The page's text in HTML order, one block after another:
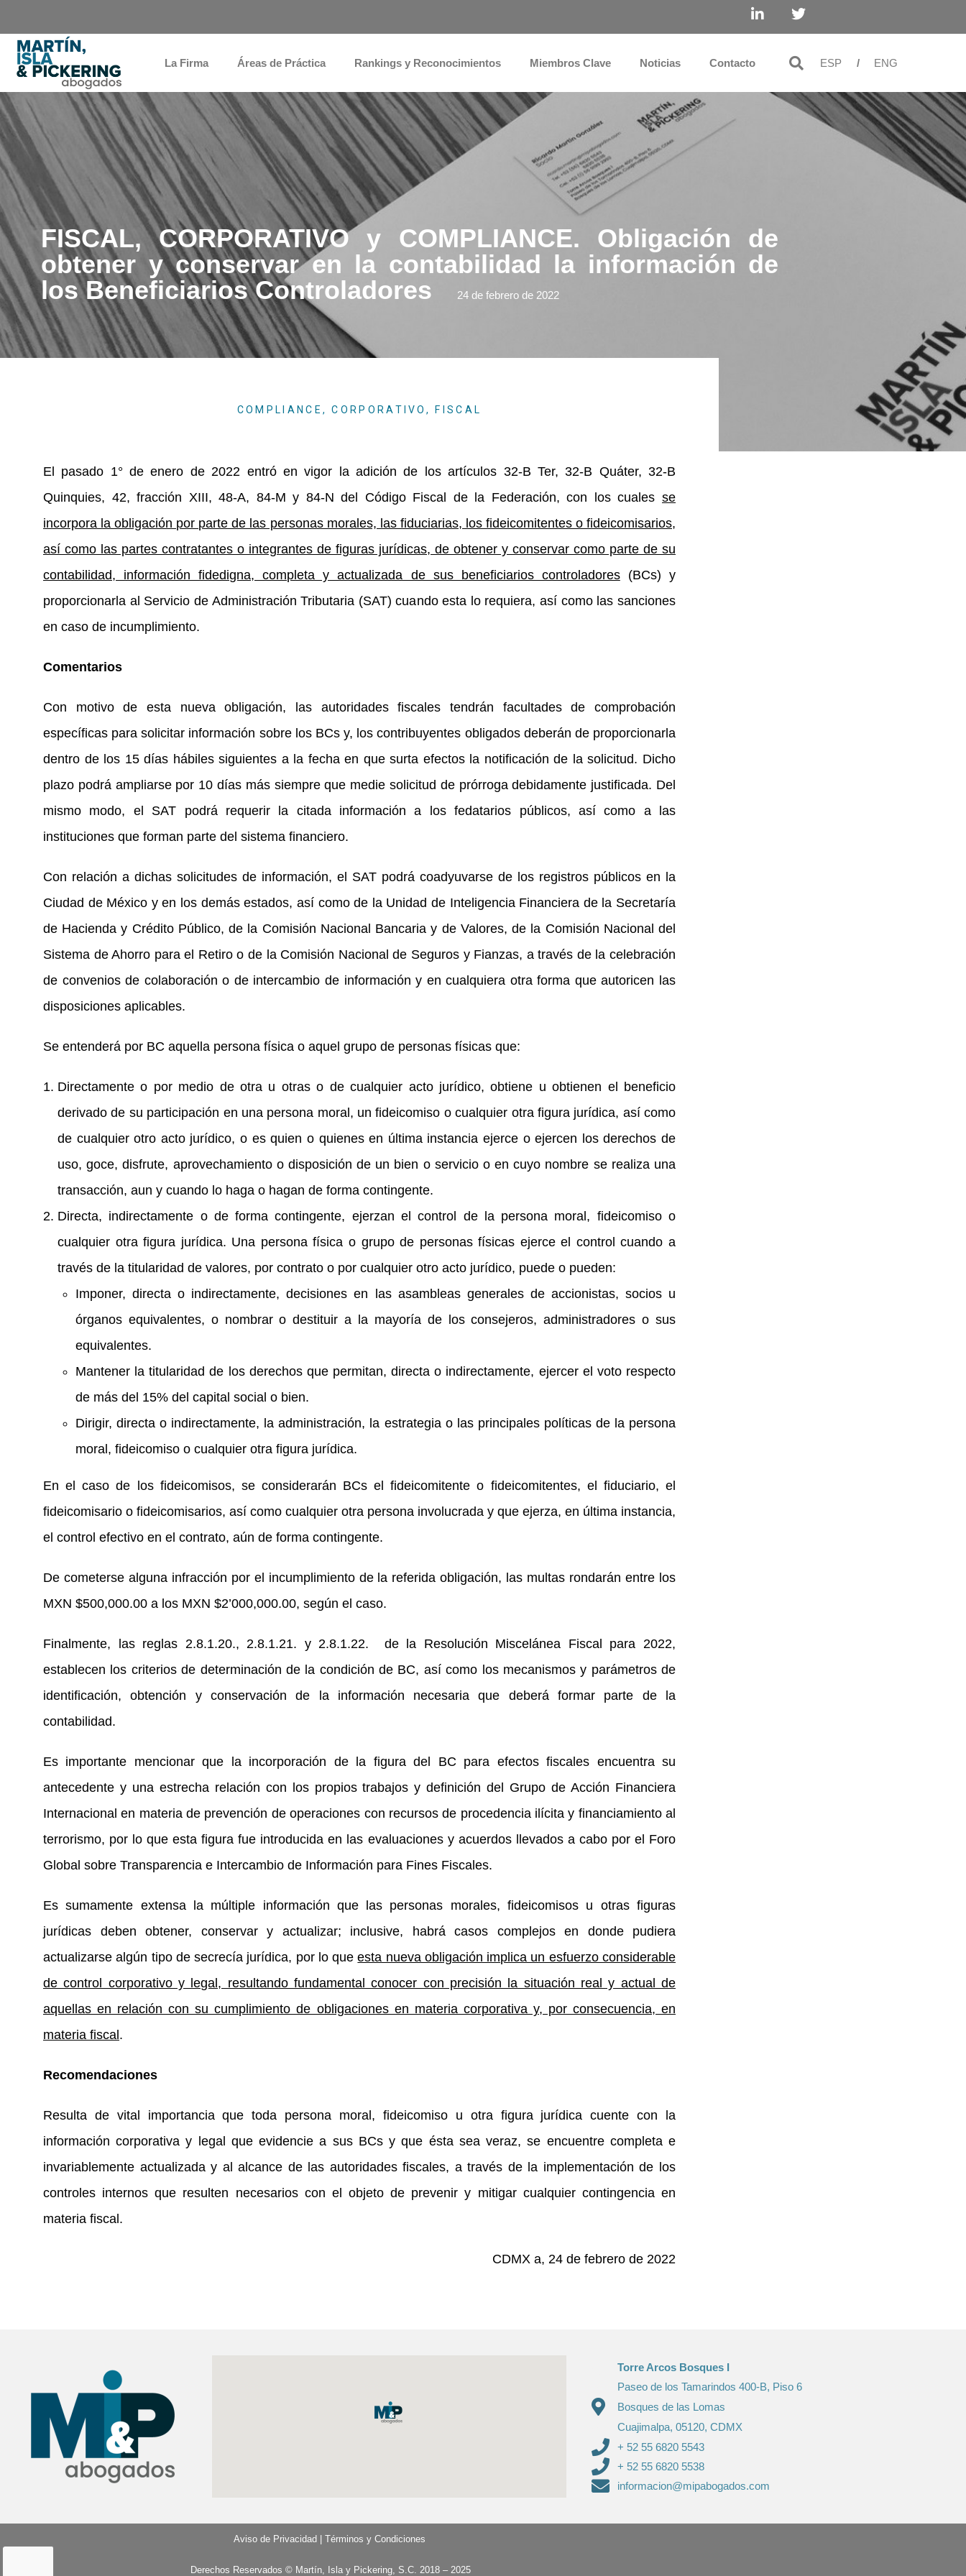
La Firma Áreas de Práctica Rankings y Reconocimientos Miembros Clave Noticias Contacto ESP / ENG
FISCAL, CORPORATIVO y COMPLIANCE. Obligación de
obtener y conservar en la contabilidad la información de
los Beneficiarios Controladores
24 de febrero de 2022
COMPLIANCE ,CORPORATIVO , FISCAL
El pasado 1° de enero de 2022 entró en vigor la adición de los artículos 32-B Ter, 32-B Quáter, 32-B
Quinquies, 42, fracción XIII, 48-A, 84-M y 84-N del Código Fiscal de la Federación, con los cuales se
incorpora la obligación por parte de las personas morales, las fiduciarias, los fideicomitentes o fideicomisarios,
así como las partes contratantes o integrantes de figuras jurídicas, de obtener y conservar como parte de su
contabilidad, información fidedigna, completa y actualizada de sus beneficiarios controladores(BCs) y
proporcionarla al Servicio de Administración Tributaria (SAT) cuando esta lo requiera, así como las sanciones
en caso de incumplimiento.
Comentarios
Con motivo de esta nueva obligación, las autoridades fiscales tendrán facultades de comprobación
específicas para solicitar información sobre los BCs y, los contribuyentes obligados deberán de proporcionarla
dentro de los 15 días hábiles siguientes a la fecha en que surta efectos la notificación de la solicitud. Dicho
plazo podrá ampliarse por 10 días más siempre que medie solicitud de prórroga debidamente justificada. Del
mismo modo, el SAT podrá requerir la citada información a los fedatarios públicos, así como a las
instituciones que forman parte del sistema financiero.
Con relación a dichas solicitudes de información, el SAT podrá coadyuvarse de los registros públicos en la
Ciudad de México y en los demás estados, así como de la Unidad de Inteligencia Financiera de la Secretaría
de Hacienda y Crédito Público, de la Comisión Nacional Bancaria y de Valores, de la Comisión Nacional del
Sistema de Ahorro para el Retiro o de la Comisión Nacional de Seguros y Fianzas, a través de la celebración
de convenios de colaboración o de intercambio de información y en cualquiera otra forma que autoricen las
disposiciones aplicables.
Se entenderá por BC aquella persona física o aquel grupo de personas físicas que:
Directamente o por medio de otra u otras o de cualquier acto jurídico, obtiene u obtienen el beneficio
derivado de su participación en una persona moral, un fideicomiso o cualquier otra figura jurídica, así como
de cualquier otro acto jurídico, o es quien o quienes en última instancia ejerce o ejercen los derechos de
uso, goce, disfrute, aprovechamiento o disposición de un bien o servicio o en cuyo nombre se realiza una
transacción, aun y cuando lo haga o hagan de forma contingente.
Directa, indirectamente o de forma contingente, ejerzan el control de la persona moral, fideicomiso o
cualquier otra figura jurídica. Una persona física o grupo de personas físicas ejerce el control cuando a
través de la titularidad de valores, por contrato o por cualquier otro acto jurídico, puede o pueden:
Imponer, directa o indirectamente, decisiones en las asambleas generales de accionistas, socios u
órganos equivalentes, o nombrar o destituir a la mayoría de los consejeros, administradores o sus
equivalentes.
Mantener la titularidad de los derechos que permitan, directa o indirectamente, ejercer el voto respecto
de más del 15% del capital social o bien.
Dirigir, directa o indirectamente, la administración, la estrategia o las principales políticas de la persona
moral, fideicomiso o cualquier otra figura jurídica.
En el caso de los fideicomisos, se considerarán BCs el fideicomitente o fideicomitentes, el fiduciario, el
fideicomisario o fideicomisarios, así como cualquier otra persona involucrada y que ejerza, en última instancia,
el control efectivo en el contrato, aún de forma contingente.
De cometerse alguna infracción por el incumplimiento de la referida obligación, las multas rondarán entre los
MXN $500,000.00 a los MXN $2’000,000.00, según el caso.
Finalmente, las reglas 2.8.1.20., 2.8.1.21. y 2.8.1.22. de la Resolución Miscelánea Fiscal para 2022,
establecen los criterios de determinación de la condición de BC, así como los mecanismos y parámetros de
identificación, obtención y conservación de la información necesaria que deberá formar parte de la
contabilidad.
Es importante mencionar que la incorporación de la figura del BC para efectos fiscales encuentra su
antecedente y una estrecha relación con los propios trabajos y definición del Grupo de Acción Financiera
Internacional en materia de prevención de operaciones con recursos de procedencia ilícita y financiamiento al
terrorismo, por lo que esta figura fue introducida en las evaluaciones y acuerdos llevados a cabo por el Foro
Global sobre Transparencia e Intercambio de Información para Fines Fiscales.
Es sumamente extensa la múltiple información que las personas morales, fideicomisos u otras figuras
jurídicas deben obtener, conservar y actualizar; inclusive, habrá casos complejos en donde pudiera
actualizarse algún tipo de secrecía jurídica, por lo queesta nueva obligación implica un esfuerzo considerable
de control corporativo y legal, resultando fundamental conocer con precisión la situación real y actual de
aquellas en relación con su cumplimiento de obligaciones en materia corporativa y, por consecuencia, en
materia fiscal .
Recomendaciones
Resulta de vital importancia que toda persona moral, fideicomiso u otra figura jurídica cuente con la
información corporativa y legal que evidencie a sus BCs y que ésta sea veraz, se encuentre completa e
invariablemente actualizada y al alcance de las autoridades fiscales, a través de la implementación de los
controles internos que resulten necesarios con el objeto de prevenir y mitigar cualquier contingencia en
materia fiscal.
CDMX a, 24 de febrero de 2022
Torre Arcos Bosques I
Paseo de los Tamarindos 400-B, Piso 6
Bosques de las Lomas
Cuajimalpa, 05120, CDMX
+ 52 55 6820 5543
+ 52 55 6820 5538
informacion@mipabogados.com
Aviso de Privacidad Términos y Condiciones
Derechos Reservados © Martín, Isla y Pickering, S.C. 2018 – 2025